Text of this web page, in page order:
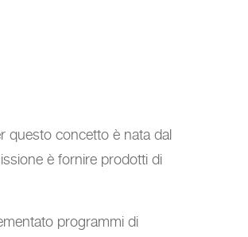
questo concetto è nata dal
è fornire prodotti di
programmi di